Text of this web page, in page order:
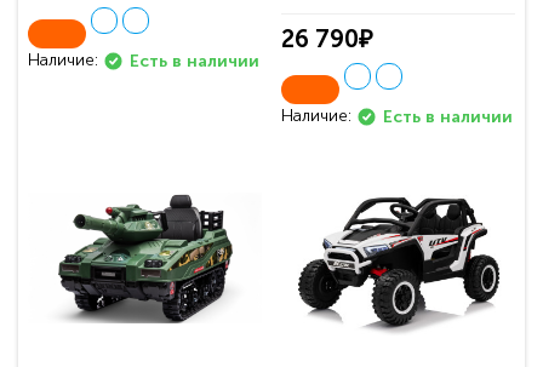
Наличие: Есть в наличии
26 790₽
Наличие: Есть в наличии